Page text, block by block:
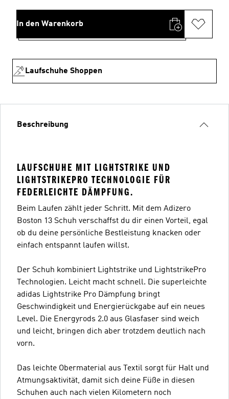
In den Warenkorb
Laufschuhe Shoppen
Beschreibung
LAUFSCHUHE MIT LIGHTSTRIKE UND
LIGHTSTRIKEPRO TECHNOLOGIE FÜR
FEDERLEICHTE DÄMPFUNG.
Beim Laufen zählt jeder Schritt. Mit dem Adizero
Boston 13 Schuh verschaffst du dir einen Vorteil, egal
ob du deine persönliche Bestleistung knacken oder
einfach entspannt laufen willst.
Der Schuh kombiniert Lightstrike und LightstrikePro
Technologien. Leicht macht schnell. Die superleichte
adidas Lightstrike Pro Dämpfung bringt
Geschwindigkeit und Energierückgabe auf ein neues
Level. Die Energyrods 2.0 aus Glasfaser sind weich
und leicht, bringen dich aber trotzdem deutlich nach
vorn.
Das leichte Obermaterial aus Textil sorgt für Halt und
Atmungsaktivität, damit sich deine Füße in diesen
Schuhen auch nach vielen Kilometern noch